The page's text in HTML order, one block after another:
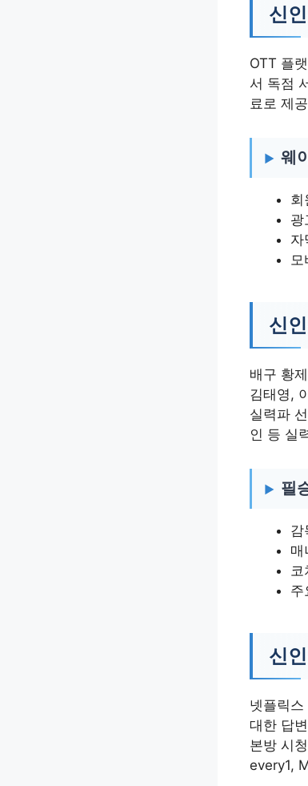
신
OTT 플
서 독점
료로 제
웨
회
광
자
모
신
배구 황
김태영,
실력파
인 등 실
필
감
매
코
주
신
넷플릭
대한 답
본방 시
every1,